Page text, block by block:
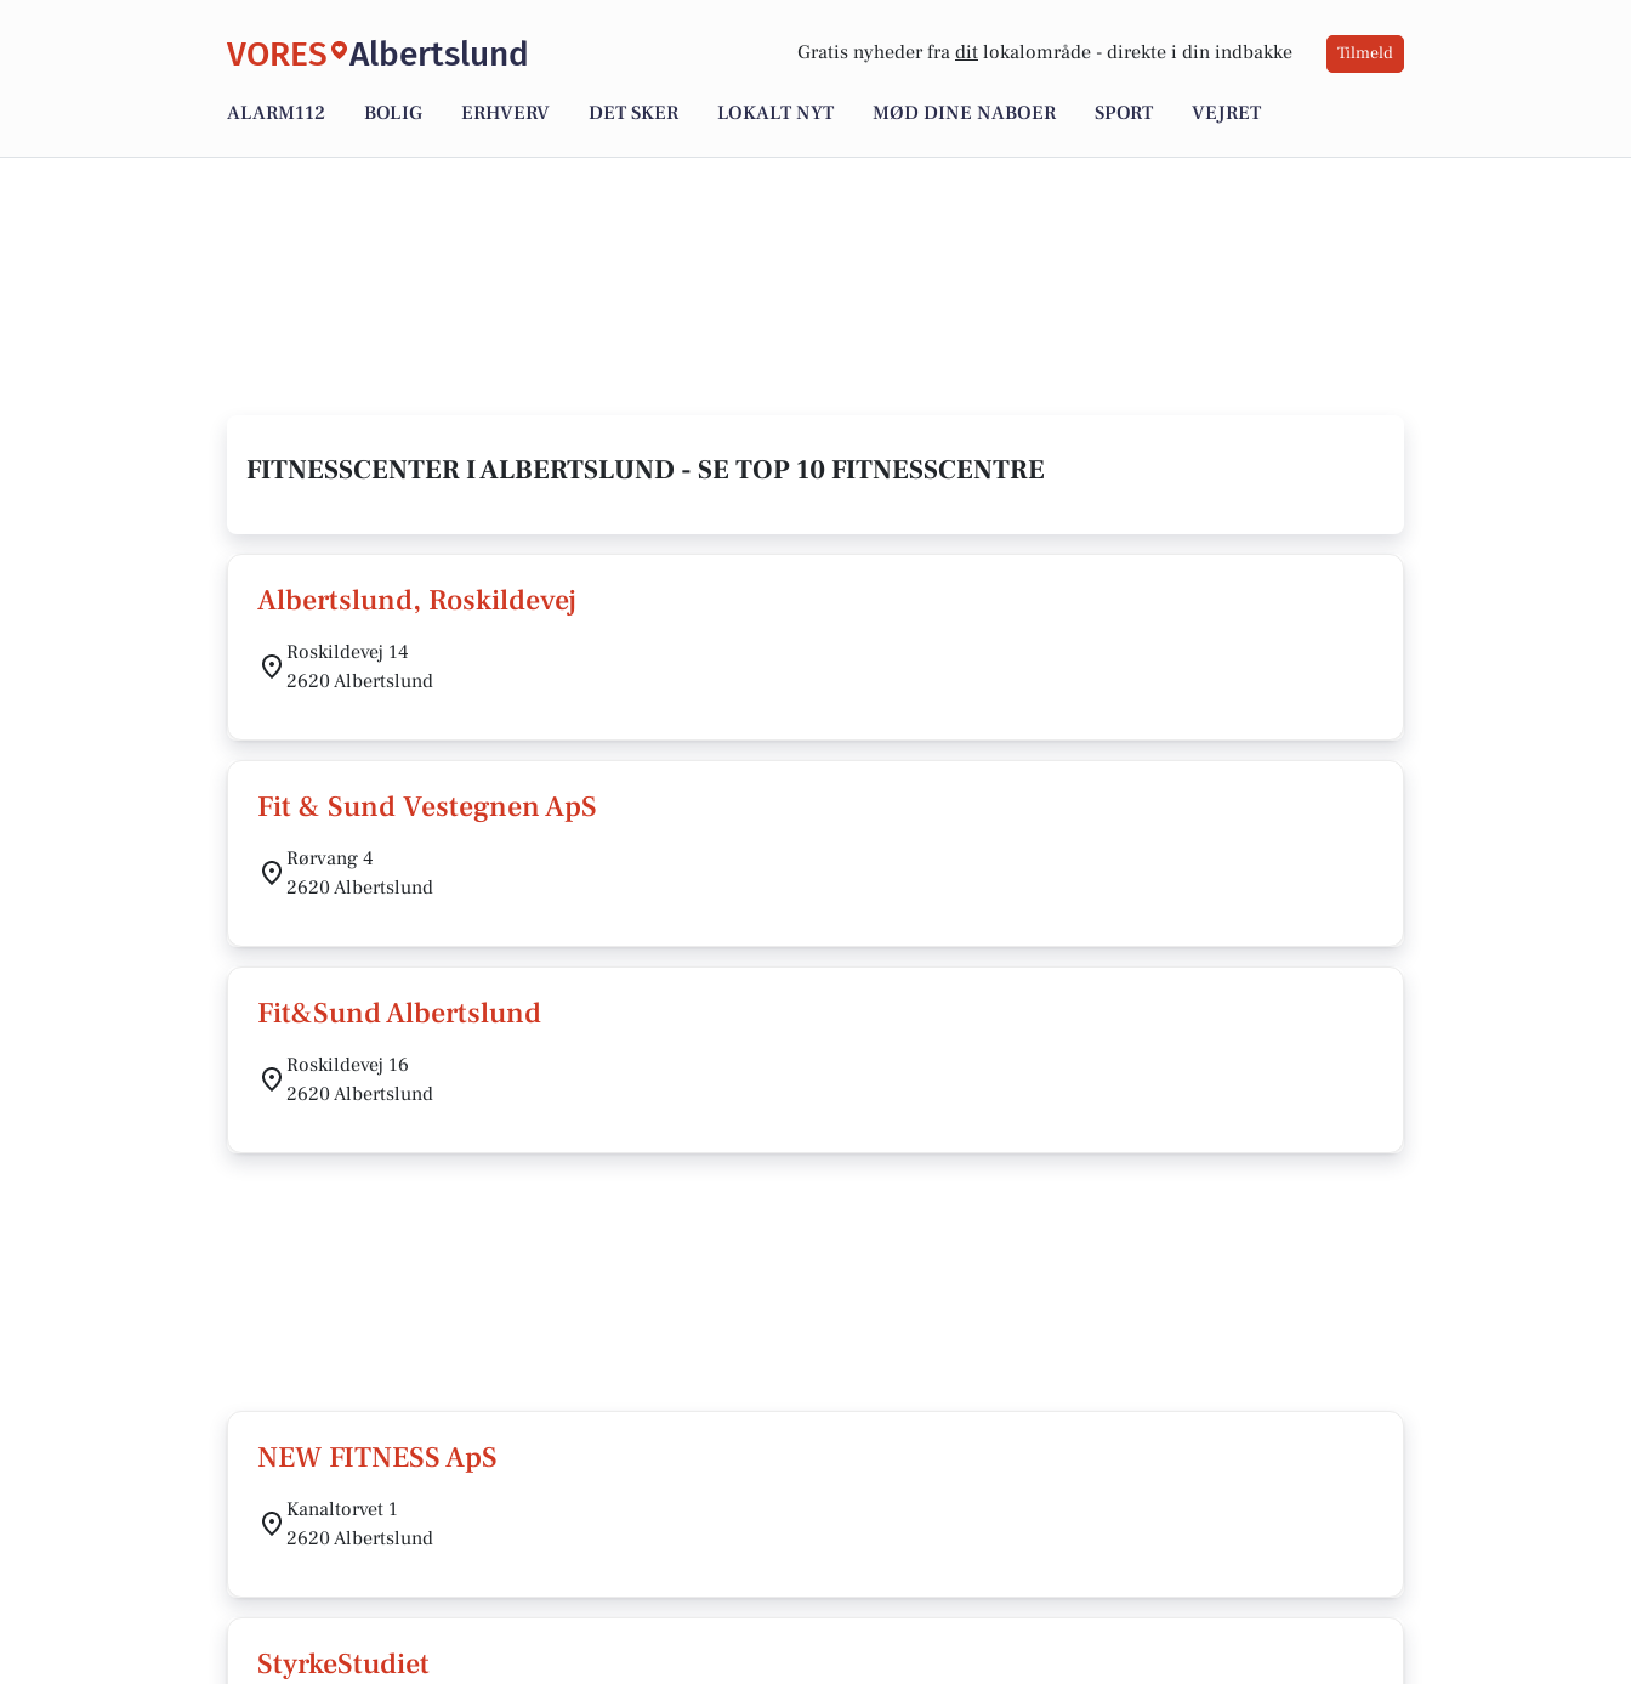
VORES Albertslund Gratis nyheder fra dit lokalområde - direkte i din indbakke Tilmeld
ALARM112 BOLIG ERHVERV DET SKER LOKALT NYT MØD DINE NABOER SPORT VEJRET
FITNESSCENTER I ALBERTSLUND - SE TOP 10 FITNESSCENTRE
Albertslund, Roskildevej
Roskildevej 14
2620 Albertslund
Fit & Sund Vestegnen ApS
Rørvang 4
2620 Albertslund
Fit&Sund Albertslund
Roskildevej 16
2620 Albertslund
NEW FITNESS ApS
Kanaltorvet 1
2620 Albertslund
StyrkeStudiet